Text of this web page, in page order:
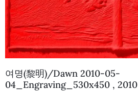
여명(黎明)/Dawn 2010-05-
04_Engraving_530x450 , 2010